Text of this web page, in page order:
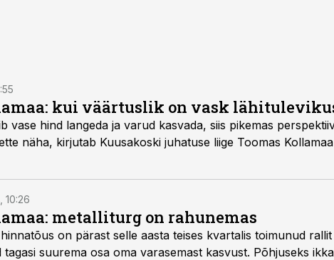
kui väärtuslik on vask
vase hind langeda ja varud kasvada, siis pikemas
näha, kirjutab Kuusakoski juhatuse liige Toomas
10:26
metalliturg on rahunemas
on pärast selle aasta teises kvartalis toimunud
tagasi suurema osa oma varasemast kasvust. Põhjuseks